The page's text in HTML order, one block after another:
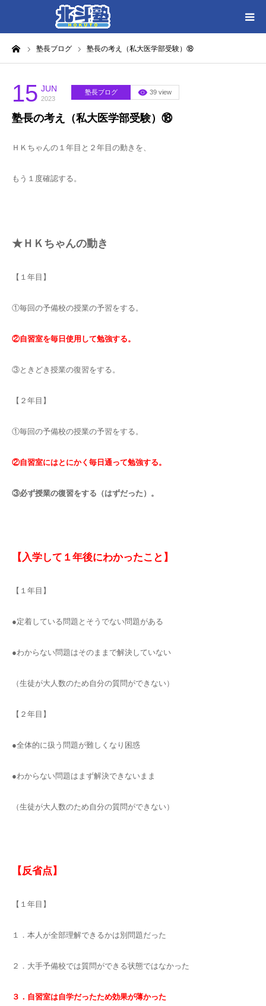
塾長ブログ 塾長の考え（私大医学部受験）⑱
15 JUN
2023
塾長ブログ 39 view
塾長の考え（私大医学部受験）⑱
ＨＫちゃんの１年目と２年目の動きを、
もう１度確認する。
★ＨＫちゃんの動き
【１年目】
①毎回の予備校の授業の予習をする。
②自習室を毎日使用して勉強する。
③ときどき授業の復習をする。
【２年目】
①毎回の予備校の授業の予習をする。
②自習室にはとにかく毎日通って勉強する。
③必ず授業の復習をする（はずだった）。
【入学して１年後にわかったこと】
【１年目】
●定着している問題とそうでない問題がある
●わからない問題はそのままで解決していない
（生徒が大人数のため自分の質問ができない）
【２年目】
●全体的に扱う問題が難しくなり困惑
●わからない問題はまず解決できないまま
（生徒が大人数のため自分の質問ができない）
【反省点】
【１年目】
１．本人が全部理解できるかは別問題だった
２．大手予備校では質問ができる状態ではなかった
３．自習室は自学だったため効果が薄かった
HOME
各教室別に記事を見る
北斗塾／教室一覧
お問い合わせ